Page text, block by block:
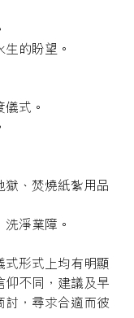
的盼望。
式。
獄、焚燒紙紮用品
淨業障。
式形式上均有明顯
仰不同，建議及早
討，尋求合適而彼